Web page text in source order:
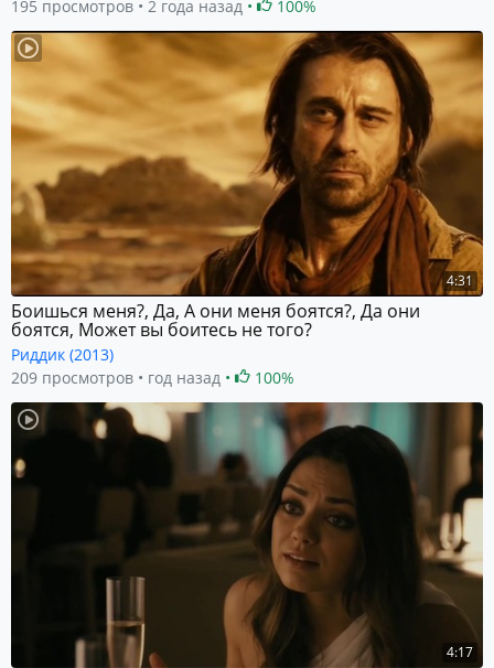
195 просмотров 2 года назад 100%
4:31
Боишься меня?, Да, А они меня боятся?, Да они
боятся, Может вы боитесь не того?
Риддик (2013)
209 просмотров
год назад 100%
4:17